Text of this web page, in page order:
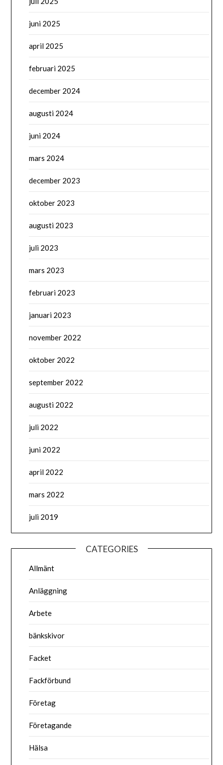
juni 2025
april 2025
februari 2025
december 2024
augusti 2024
juni 2024
mars 2024
december 2023
oktober 2023
augusti 2023
juli 2023
mars 2023
februari 2023
januari 2023
november 2022
oktober 2022
september 2022
augusti 2022
juli 2022
juni 2022
april 2022
mars 2022
juli 2019
CATEGORIES
Allmänt
Anläggning
Arbete
bänkskivor
Facket
Fackförbund
Företag
Företagande
Hälsa